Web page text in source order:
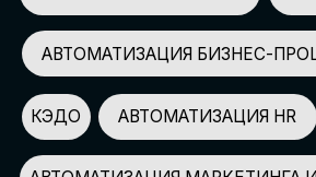
ПАРТНЕРОВ
100+
УЧАСТНИКОВ
2500+